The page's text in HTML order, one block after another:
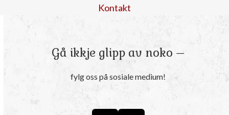
Kontakt
Gå ikkje glipp av noko –
fylg oss på sosiale medium!